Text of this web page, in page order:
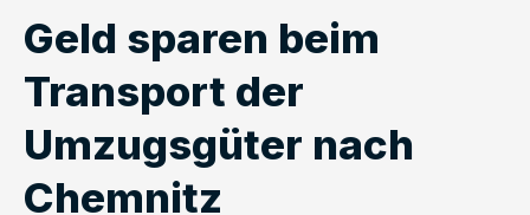
Geld sparen beim
Transport der
Umzugsgüter nach
Chemnitz